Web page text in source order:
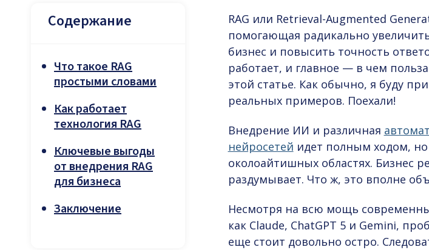
Содержание
Что такое RAG
простыми словами
Как работает
технология RAG
Ключевые выгоды
от внедрения RAG
для бизнеса
Заключение
RAG или Retrieval-Augmented
помогающая радикально
бизнес и повысить точность
работает, и главное — в чем
этой статье. Как обычно, я буду
реальных примеров. Поехали!
Внедрение ИИ и различная
нейросетей идет полным ходом,
околоайтишных областях. Бизнес
раздумывает. Что ж, это вполне
Несмотря на всю мощь
как Claude, ChatGPT 5 и Gemini,
еще стоит довольно остро.